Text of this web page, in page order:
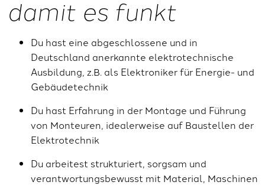
damit es funkt
Du hast eine abgeschlossene und in
Deutschland anerkannte elektrotechnische
Ausbildung, z.B. als Elektroniker für Energie- und
Gebäudetechnik
Du hast Erfahrung in der Montage und Führung
von Monteuren, idealerweise auf Baustellen der
Elektrotechnik
Du arbeitest strukturiert, sorgsam und
verantwortungsbewusst mit Material, Maschinen